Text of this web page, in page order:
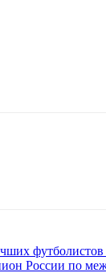
футболистов
России по